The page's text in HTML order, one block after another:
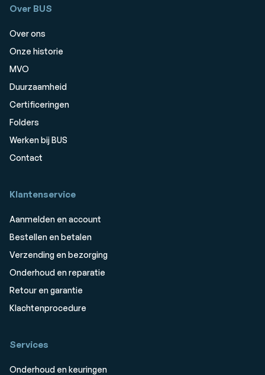
Over BUS
Over ons
Onze historie
MVO
Duurzaamheid
Certificeringen
Folders
Werken bij BUS
Contact
Klantenservice
Aanmelden en account
Bestellen en betalen
Verzending en bezorging
Onderhoud en reparatie
Retour en garantie
Klachtenprocedure
Services
Onderhoud en keuringen